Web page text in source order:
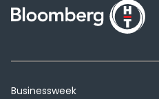
Businessweek